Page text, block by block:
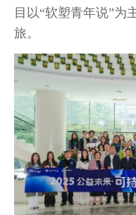
目以“软塑青年说”为
旅。